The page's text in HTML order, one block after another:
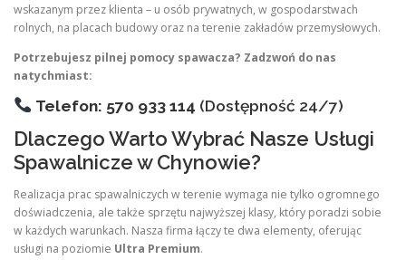
wskazanym przez klienta – u osób prywatnych, w gospodarstwach
rolnych, na placach budowy oraz na terenie zakładów przemysłowych.
Potrzebujesz pilnej pomocy spawacza? Zadzwoń do nas
natychmiast:
Telefon: 570 933 114 (Dostępność 24/7)
Dlaczego Warto Wybrać Nasze Usługi
Spawalnicze w Chynowie?
Realizacja prac spawalniczych w terenie wymaga nie tylko ogromnego
doświadczenia, ale także sprzętu najwyższej klasy, który poradzi sobie
w każdych warunkach. Nasza firma łączy te dwa elementy, oferując
usługi na poziomie Ultra Premium.